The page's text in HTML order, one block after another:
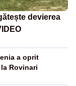
devierea
a oprit
Rovinari